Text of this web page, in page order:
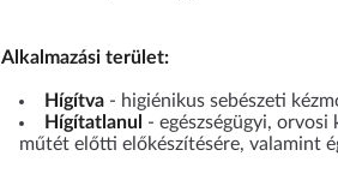
Alkalmazási terület:
Hígítva - higiénikus sebészeti
Hígítatlanul - egészségügyi,
műtét előtti előkészítésére, valamint